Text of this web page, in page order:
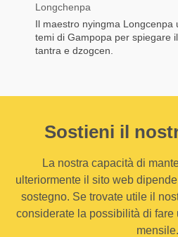
Longchenpa
Il maestro nyingma
temi di Gampopa per spiegare
tantra e dzogcen.
Sostieni il
La nostra capacità di
ulteriormente il sito web
sostegno. Se trovate utile il
considerate la possibilità di
mensile.